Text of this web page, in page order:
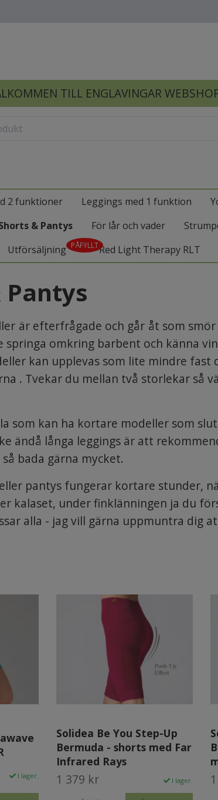
TILL ENGLAVINGAR
2 funktioner Leggings med 1 funktion
& Pantys För lår och vader
Utförsäljning PÅFYLLTRed Light Therapy RLT
Pantys
är efterfrågade och går åt som
springa omkring barbent och känna
kan upplevas som lite mindre
. Tvekar du mellan två storlekar så
som kan ha kortare modeller som
ändå långa leggings är att
bada gärna mycket.
pantys fungerar kortare stunder,
kalaset, under finklänningen ja du
alla - jag vill gärna uppmuntra
I lager.
Solidea Be You Step-Up
Bermuda - shorts med Far
Infrared Rays
1 379 kr I lager.